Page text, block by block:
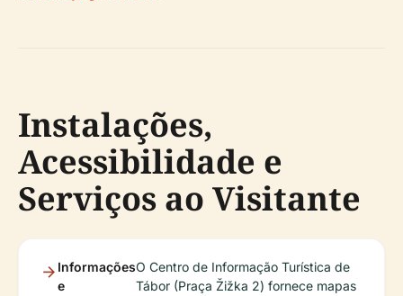
Instalações,
Acessibilidade e
Serviços ao Visitante
Informações
e
O Centro de Informação Turística de
Tábor (Praça Žižka 2) fornece mapas